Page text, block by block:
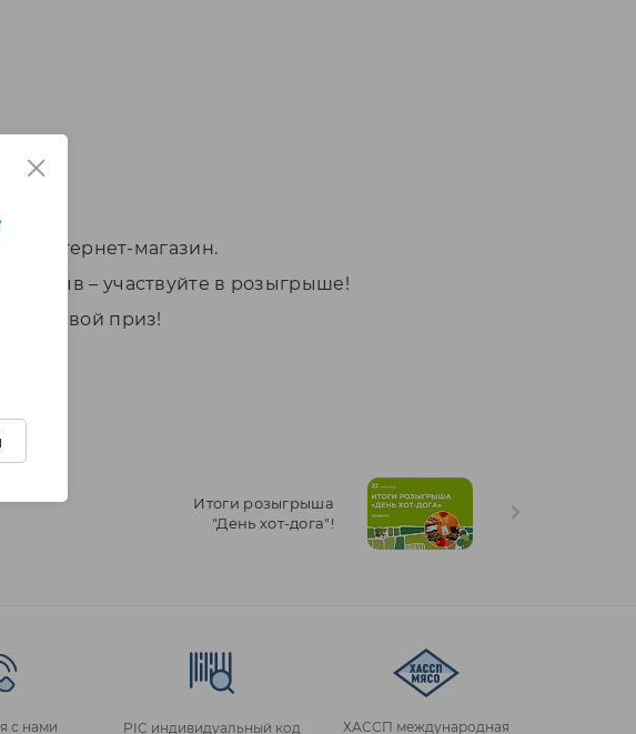
интернет-магазин.
отзыв – участвуйте в розыгрыше!
свой приз!
Итоги розыгрыша
"День хот-дога"!
с нами
PIC индивидуальный код
ХАССП международная